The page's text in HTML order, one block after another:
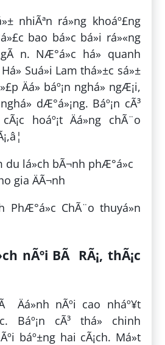
nhiÃªn rá»ng khoáº£ng
bao bá»c bá»i rá»«ng
n. NÆ°á»c há» quanh
Suá»i Lam thá»±c sá»±
Äá» báº¡n nghá» ngÆ¡i,
dÆ°á»¡ng. Báº¡n cÃ³
hoáº¡t Äá»ng chÃ¨o
PhÆ°á»c ChÃ¨o thuyá»n
nÃºi BÃ RÃ¡, thÃ¡c
Äá»nh nÃºi cao nháº¥t
Báº¡n cÃ³ thá» chinh
báº±ng hai cÃ¡ch. Má»t